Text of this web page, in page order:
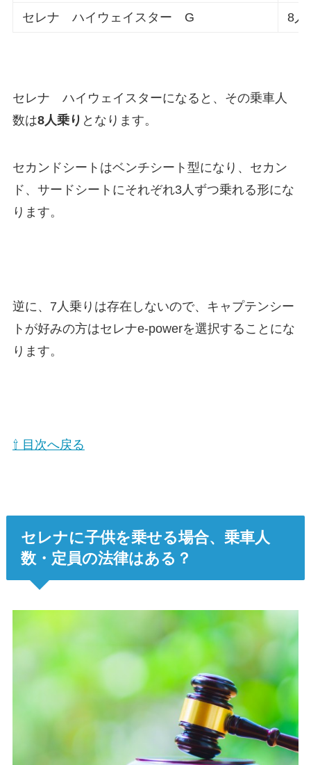
セレナ ハイウェイスター G 8人
セレナ ハイウェイスターになると、その乗車人
数は8人乗り となります。
セカンドシートはベンチシート型になり、セカン
ド、サードシートにそれぞれ3人ずつ乗れる形にな
ります。
逆に、7人乗りは存在しないので、キャプテンシー
トが好みの方はセレナe-powerを選択することにな
ります。
⇧ 目次へ戻る
セレナに子供を乗せる場合、乗車人
数・定員の法律はある？